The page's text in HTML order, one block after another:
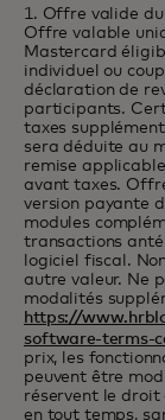
1. Offre valide du
Offre valable
Mastercard
individuel ou
déclaration de
participants.
taxes
sera déduite au
remise
avant taxes.
version payante
modules
transactions
logiciel fiscal.
autre valeur. Ne
modalités
https://
software-terms-
prix, les
peuvent être
réservent le
en tout temps,